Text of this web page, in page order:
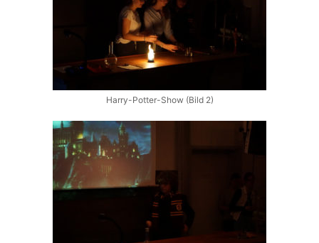
Harry-Potter-Show (Bild 2)